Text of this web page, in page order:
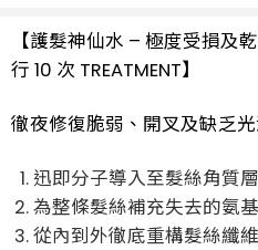
【護髮神仙水 – 極度受損及
行 10 次 TREATMENT】
徹夜修復脆弱、開叉及缺乏
迅即分子導入至髮絲角質層
為整條髮絲補充失去的氨
從內到外徹底重構髮絲纖維